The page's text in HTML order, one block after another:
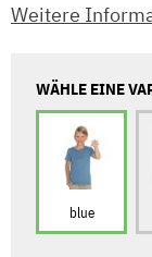
Weitere
WÄHLE EINE
blue